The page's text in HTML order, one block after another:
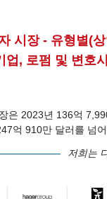
시장 - 유형별(
업, 로펌 및 변호
은 2023년 136억
억 910만 달러를 넘
저희는